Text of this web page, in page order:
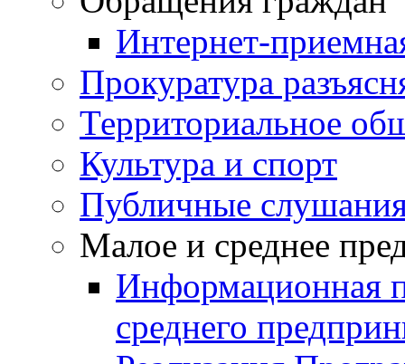
Интернет-
Прокуратура
Территориальное
Культура и спорт
Публичные
Малое и среднее
Информационная
среднего